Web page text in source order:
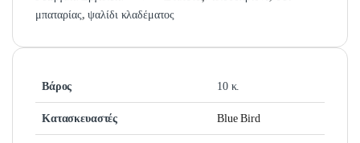
μπαταρίας,ψαλίδι κλαδέματος
Βάρος 10 κ.
Κατασκευαστές Blue Bird